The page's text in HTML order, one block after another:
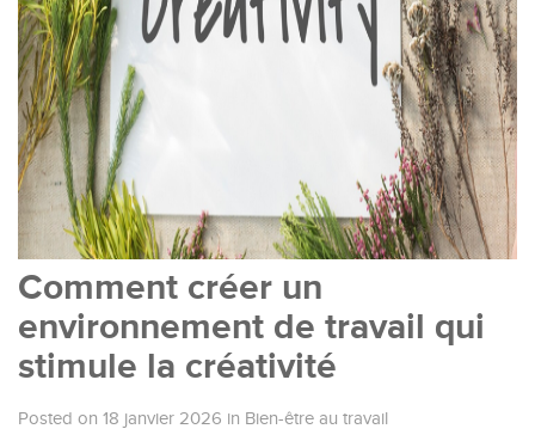
Comment créer un
environnement de travail qui
stimule la créativité
Posted on 18 janvier 2026 in Bien-être au travail